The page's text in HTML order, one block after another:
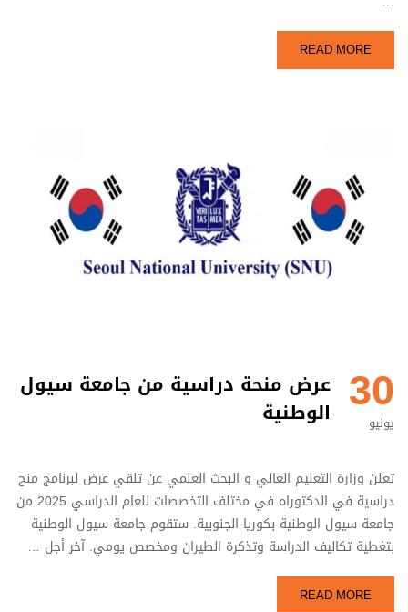
READ MORE
30
يونيو
عرض منحة دراسية من جامعة سيول
الوطنية
تعلن وزارة التعليم العالي و البحث العلمي عن تلقي عرض لبرنامج منح
دراسية في الدكتوراه في مختلف التخصصات للعام الدراسي 2025 من
جامعة سيول الوطنية بكوريا الجنوبية. ستقوم جامعة سيول الوطنية
بتغطية تكاليف الدراسة وتذكرة الطيران ومخصص يومي. آخر أجل …
READ MORE